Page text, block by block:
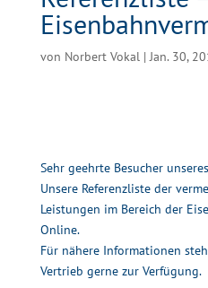
von Norbert Vokal|Jan. 30,
Sehr geehrte Besucher
Unsere Referenzliste der
Leistungen im Bereich der
Online.
Für nähere Informationen
Vertrieb gerne zur Verfügung.